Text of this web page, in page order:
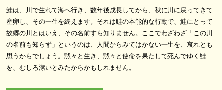
鮭は、川で生れて海へ行き、数年後成長してから、秋に川に戻ってきて
産卵し、その一生を終えます。それは鮭の本能的な行動で、鮭にとって
故郷の川とはいえ、その名前すら知りません。ここでわざわざ「この川
の名前も知らず」というのは、人間からみてはかない一生を、哀れとも
思うからでしょう。黙々と生き、黙々と使命を果たして死んでゆく鮭
を、むしろ潔いとみたからかもしれません。